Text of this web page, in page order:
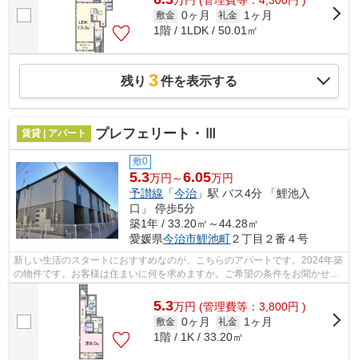
敷金 0ヶ月 礼金
1ヶ月
1階 / 1LDK / 50.01㎡
残り 3件を表示する
賃貸 | アパート プレフェリート・Ⅲ
敷0
5.3万円～6.05万円
予讃線 「今治 」駅 バス4分 「鯉池入
口」 停歩5分
築1年 / 33.20㎡～44.28㎡
愛媛県今治市鯉池町２丁目２番４号
新しい生活のスタートにおすすめなのが、こちらのアパートです。2024年築
の物件です。お客様は住まいに何を求めますか。ご希望の条件をお聞かせく
ださい。お客様のご希望に近い物件を...
5.3万円 (管理費等：3,800円 )
敷金 0ヶ月 礼金
1ヶ月
1階 / 1K / 33.20㎡